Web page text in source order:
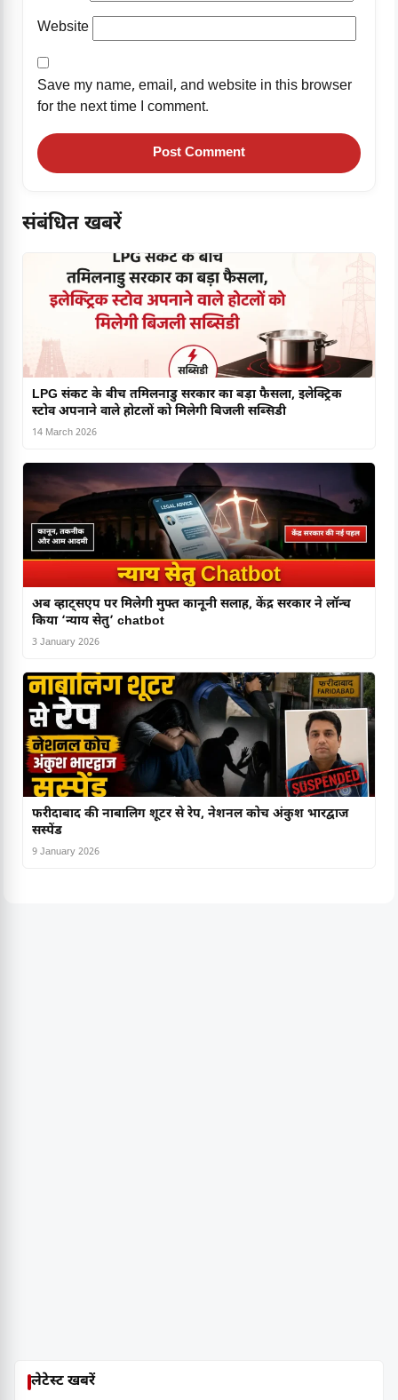
Website
Save my name, email, and website in this browser
for the next time I comment.
संबंधित खबरें
LPG संकट के बीच तमिलनाडु सरकार का बड़ा फैसला, इलेक्ट्रिक
स्टोव अपनाने वाले होटलों को मिलेगी बिजली सब्सिडी
14 March 2026
अब व्हाट्सएप पर मिलेगी मुफ्त कानूनी सलाह, केंद्र सरकार ने लॉन्च
किया ‘न्याय सेतु’ chatbot
3 January 2026
फरीदाबाद की नाबालिग शूटर से रेप, नेशनल कोच अंकुश भारद्वाज
सस्पेंड
9 January 2026
लेटेस्ट खबरें